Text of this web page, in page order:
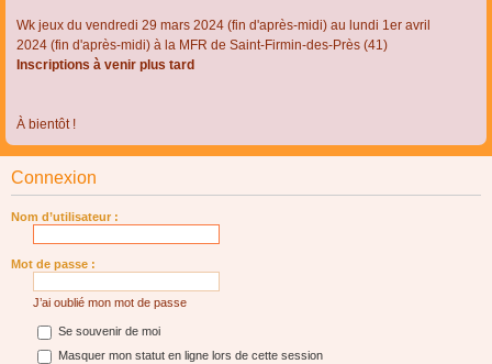
Wk jeux du vendredi 29 mars 2024 (fin d'après-midi) au lundi 1er avril
2024 (fin d'après-midi) à la MFR de Saint-Firmin-des-Près (41)
Inscriptions à venir plus tard
À bientôt !
Connexion
Nom d’utilisateur :
Mot de passe :
J’ai oublié mon mot de passe
Se souvenir de moi
Masquer mon statut en ligne lors de cette session